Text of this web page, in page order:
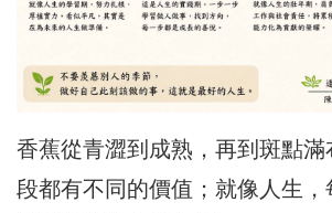
香蕉從青澀到成熟，再到斑點
段都有不同的價值；就像人生